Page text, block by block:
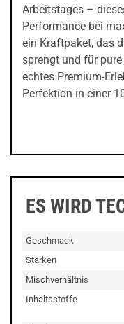
Arbeitstages –
Performance bei
ein Kraftpaket, das
sprengt und für
echtes Premium-
Perfektion in einer
ES WIRD
Geschmack
Stärken
Mischverhältnis
Inhaltsstoffe